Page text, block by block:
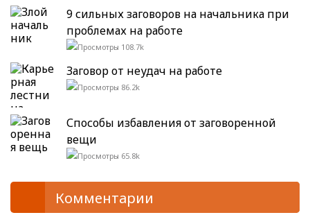
9 сильных заговоров на начальника при
проблемах на работе
108.7k
Заговор от неудач на работе
86.2k
Способы избавления от заговоренной
вещи
65.8k
Комментарии